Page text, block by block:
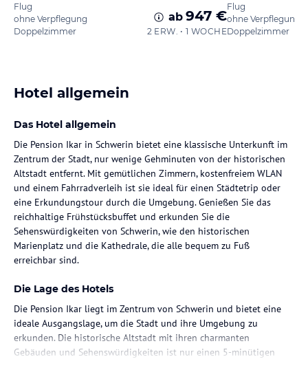
Flug
ohne Verpflegung
Doppelzimmer
ab 947 €
2 ERW. • 1 WOCHE
Flug
ohne Verpflegung
Doppelzimmer
Hotel allgemein
Das Hotel allgemein
Die Pension Ikar in Schwerin bietet eine klassische Unterkunft im
Zentrum der Stadt, nur wenige Gehminuten von der historischen
Altstadt entfernt. Mit gemütlichen Zimmern, kostenfreiem WLAN
und einem Fahrradverleih ist sie ideal für einen Städtetrip oder
eine Erkundungstour durch die Umgebung. Genießen Sie das
reichhaltige Frühstücksbuffet und erkunden Sie die
Sehenswürdigkeiten von Schwerin, wie den historischen
Marienplatz und die Kathedrale, die alle bequem zu Fuß
erreichbar sind.
Die Lage des Hotels
Die Pension Ikar liegt im Zentrum von Schwerin und bietet eine
ideale Ausgangslage, um die Stadt und ihre Umgebung zu
erkunden. Die historische Altstadt mit ihren charmanten
Gebäuden und Sehenswürdigkeiten ist nur einen 5-minütigen